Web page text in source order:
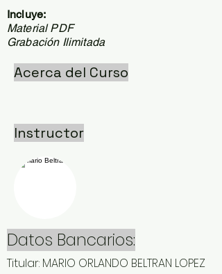
Incluye:
Material PDF
Grabación Ilimitada
Acerca del Curso
Instructor
Datos Bancarios:
Titular: MARIO ORLANDO BELTRAN LOPEZ